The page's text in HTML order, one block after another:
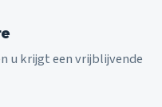
u krijgt een vrijblijvende